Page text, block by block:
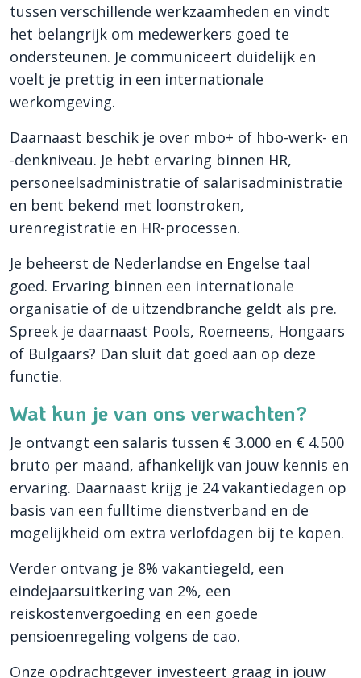
tussen verschillende werkzaamheden en vindt
het belangrijk om medewerkers goed te
ondersteunen. Je communiceert duidelijk en
voelt je prettig in een internationale
werkomgeving.
Daarnaast beschik je over mbo+ of hbo-werk- en
-denkniveau. Je hebt ervaring binnen HR,
personeelsadministratie of salarisadministratie
en bent bekend met loonstroken,
urenregistratie en HR-processen.
Je beheerst de Nederlandse en Engelse taal
goed. Ervaring binnen een internationale
organisatie of de uitzendbranche geldt als pre.
Spreek je daarnaast Pools, Roemeens, Hongaars
of Bulgaars? Dan sluit dat goed aan op deze
functie.
Wat kun je van ons verwachten?
Je ontvangt een salaris tussen € 3.000 en € 4.500
bruto per maand, afhankelijk van jouw kennis en
ervaring. Daarnaast krijg je 24 vakantiedagen op
basis van een fulltime dienstverband en de
mogelijkheid om extra verlofdagen bij te kopen.
Verder ontvang je 8% vakantiegeld, een
eindejaarsuitkering van 2%, een
reiskostenvergoeding en een goede
pensioenregeling volgens de cao.
Onze opdrachtgever investeert graag in jouw